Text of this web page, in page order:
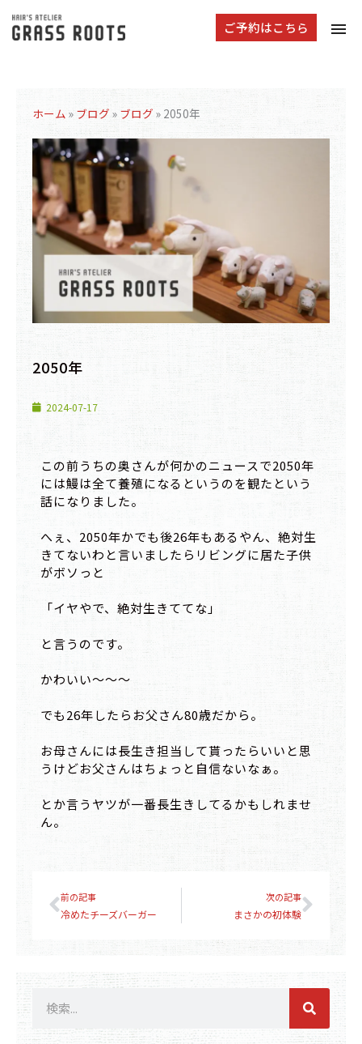
ご予約はこちら
ホーム » ブログ » ブログ » 2050年
2050年
2024-07-17
この前うちの奥さんが何かのニュースで2050年
には鰻は全て養殖になるというのを観たという
話になりました。
へぇ、2050年かでも後26年もあるやん、絶対生
きてないわと言いましたらリビングに居た子供
がボソっと
「イヤやで、絶対生きててな」
と言うのです。
かわいい〜〜〜
でも26年したらお父さん80歳だから。
お母さんには長生き担当して貰ったらいいと思
うけどお父さんはちょっと自信ないなぁ。
とか言うヤツが一番長生きしてるかもしれませ
ん。
Prev
前の記事
冷めたチーズバーガー
次の記事
まさかの初体験
Next